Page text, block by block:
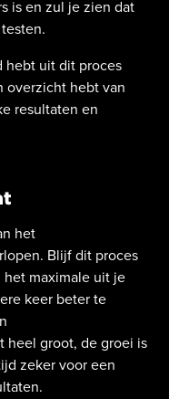
is en zul je zien dat
hebt uit dit proces
overzicht hebt van
resultaten en
het
Blijf dit proces
het maximale uit je
keer beter te
heel groot, de groei is
zeker voor een